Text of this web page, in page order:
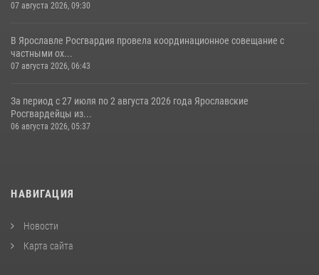
07 августа 2026, 09:30
В Ярославле Росгвардия провела координационное совещание с
частными ох...
07 августа 2026, 06:43
За период с 27 июля по 2 августа 2026 года Ярославские
Росгвардейцы из...
06 августа 2026, 05:37
НАВИГАЦИЯ
Новости
Карта сайта